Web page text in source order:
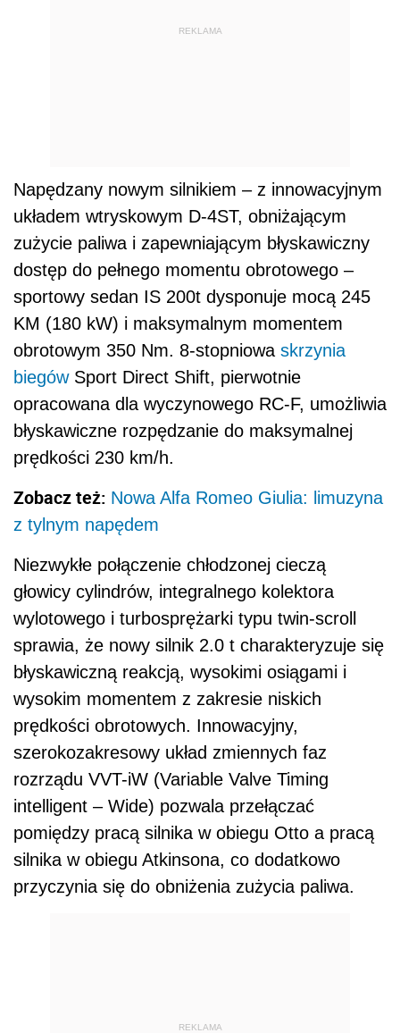
REKLAMA
Napędzany nowym silnikiem – z innowacyjnym
układem wtryskowym D-4ST, obniżającym
zużycie paliwa i zapewniającym błyskawiczny
dostęp do pełnego momentu obrotowego –
sportowy sedan IS 200t dysponuje mocą 245
KM (180 kW) i maksymalnym momentem
obrotowym 350 Nm. 8-stopniowa skrzynia
biegówSport Direct Shift, pierwotnie
opracowana dla wyczynowego RC-F, umożliwia
błyskawiczne rozpędzanie do maksymalnej
prędkości 230 km/h.
Zobacz też: Nowa Alfa Romeo Giulia: limuzyna
z tylnym napędem
Niezwykłe połączenie chłodzonej cieczą
głowicy cylindrów, integralnego kolektora
wylotowego i turbosprężarki typu twin-scroll
sprawia, że nowy silnik 2.0 t charakteryzuje się
błyskawiczną reakcją, wysokimi osiągami i
wysokim momentem z zakresie niskich
prędkości obrotowych. Innowacyjny,
szerokozakresowy układ zmiennych faz
rozrządu VVT-iW (Variable Valve Timing
intelligent – Wide) pozwala przełączać
pomiędzy pracą silnika w obiegu Otto a pracą
silnika w obiegu Atkinsona, co dodatkowo
przyczynia się do obniżenia zużycia paliwa.
REKLAMA